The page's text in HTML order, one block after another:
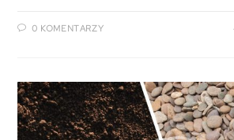
0 KOMENTARZY